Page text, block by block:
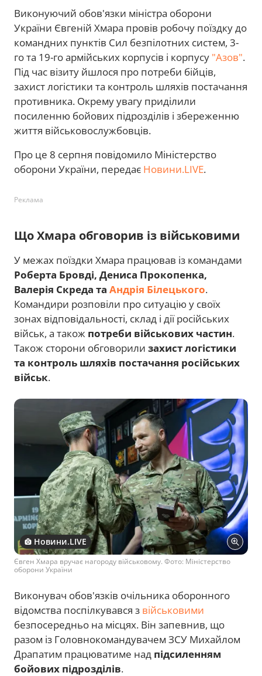
Виконуючий обов'язки міністра оборони
України Євгеній Хмара провів робочу поїздку до
командних пунктів Сил безпілотних систем, 3-
го та 19-го армійських корпусів і корпусу "Азов".
Під час візиту йшлося про потреби бійців,
захист логістики та контроль шляхів постачання
противника. Окрему увагу приділили
посиленню бойових підрозділів і збереженню
життя військовослужбовців.
Про це 8 серпня повідомило Міністерство
оборони України, передає Новини.LIVE.
Реклама
Що Хмара обговорив із військовими
У межах поїздки Хмара працював із командами
Роберта Бровді, Дениса Прокопенка,
Валерія Скреда та Андрія Білецького.
Командири розповіли про ситуацію у своїх
зонах відповідальності, склад і дії російських
військ, а також потреби військових частин.
Також сторони обговорили захист логістики
та контроль шляхів постачання російських
військ.
Новини.LIVE
Євген Хмара вручає нагороду військовому. Фото: Міністерство
оборони України
Виконувач обов'язків очільника оборонного
відомства поспілкувався з військовими
безпосередньо на місцях. Він запевнив, що
разом із Головнокомандувачем ЗСУ Михайлом
Драпатим працюватиме над підсиленням
бойових підрозділів.